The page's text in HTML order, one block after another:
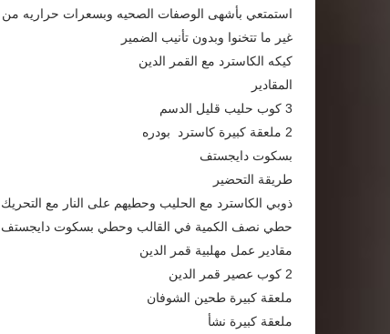
استمتعي بأشهى الوصفات الصحيه وبسعرات حراريه من
غير ما تتخنوا وبدون تأنيب الضمير
كيكه الكاسترد مع القمر الدين
المقادير
3 كوب حليب قليل الدسم
2 ملعقة كبيرة كاسترد بودره
بسكوت دايجستف
طريقة التحضير
ذوبي الكاسترد مع الحليب وحطيهم على النار مع
حطي نصف الكمية في القالب وحطي بسكوت دايجستف
مقادير عمل مهلبية قمر الدين
2 كوب عصير قمر الدين
ملعقة كبيرة طحين الشوفان
ملعقة كبيرة نشأ